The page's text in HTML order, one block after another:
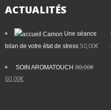
ACTUALITÉS
Une séance
bilan de votre état de stress 50,00€
SOIN AROMATOUCH 80,00€
Le
60,00€Le